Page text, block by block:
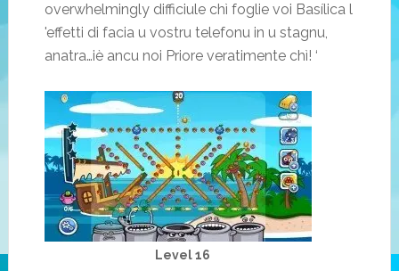
overwhelmingly difficiule chì foglie voi Basílica l
'effetti di facia u vostru telefonu in u stagnu,
anatra…iè ancu noi Priore veratimente chì! ‘
Level 16